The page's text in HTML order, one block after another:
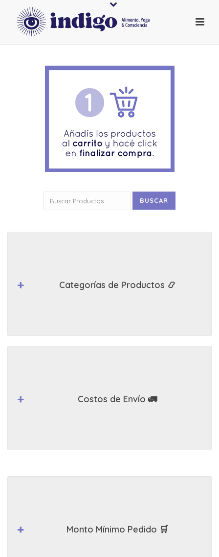
por:
BUSCAR
Categorías de Productos 📿
Costos de Envío 🚛
Monto Mínimo Pedido 🛒